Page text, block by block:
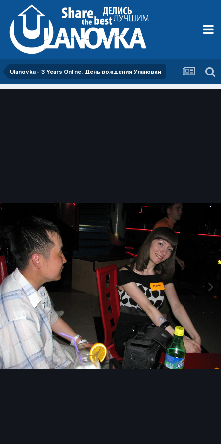
Ulanovka - 3 Years Online. День рождения Улановки